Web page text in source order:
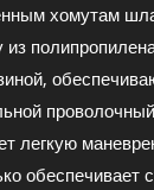
хомутам
легкую
обеспечивает